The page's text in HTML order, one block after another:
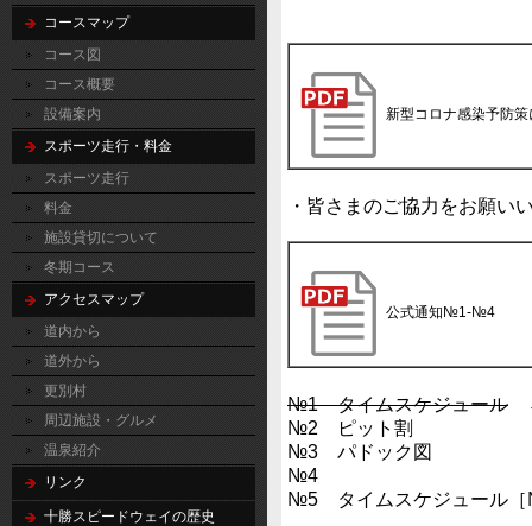
コースマップ
コース図
コース概要
設備案内
スポーツ走行・料金
スポーツ走行
料金
施設貸切について
冬期コース
アクセスマップ
道内から
道外から
更別村
周辺施設・グルメ
温泉紹介
リンク
十勝スピードウェイの歴史
新型コロナ感染予防策
・皆さまのご協力をお願い
公式通知№1-№4
№1 タイムスケジュール
№2 ピット割
№3 パドック図
№4
№5 タイムスケジュール